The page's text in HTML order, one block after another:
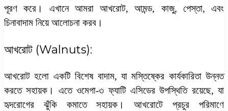
পূরণ করে। এখানে আমরা আখরোট, আমন্ড, কাজু, পেস্তা, এবং
চিনাবাদাম নিয়ে আলোচনা করব।
আখরোট (Walnuts):
আখরোট হলো একটি বিশেষ বাদাম, যা মস্তিষ্কের কার্যকারিতা উন্নত
করতে সহায়ক। এতে ওমেগা-৩ ফ্যাটি এসিডের উপস্থিতি রয়েছে, যা
হৃদরোগের ঝুঁকি কমাতে সহায়ক। আখরোটে প্রচুর পরিমাণে